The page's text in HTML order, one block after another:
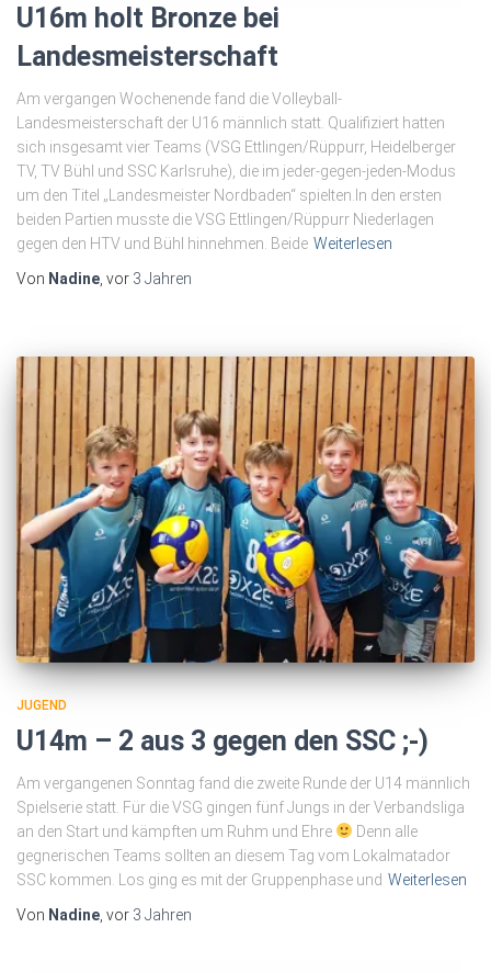
U16m holt Bronze bei
Landesmeisterschaft
Am vergangen Wochenende fand die Volleyball-
Landesmeisterschaft der U16 männlich statt. Qualifiziert hatten
sich insgesamt vier Teams (VSG Ettlingen/Rüppurr, Heidelberger
TV, TV Bühl und SSC Karlsruhe), die im jeder-gegen-jeden-Modus
um den Titel „Landesmeister Nordbaden“ spielten.In den ersten
beiden Partien musste die VSG Ettlingen/Rüppurr Niederlagen
gegen den HTV und Bühl hinnehmen. Beide Weiterlesen
Von Nadine , vor 3 Jahren
JUGEND
U14m – 2 aus 3 gegen den SSC ;-)
Am vergangenen Sonntag fand die zweite Runde der U14 männlich
Spielserie statt. Für die VSG gingen fünf Jungs in der Verbandsliga
an den Start und kämpften um Ruhm und Ehre
Denn alle
gegnerischen Teams sollten an diesem Tag vom Lokalmatador
SSC kommen. Los ging es mit der Gruppenphase und Weiterlesen
Von Nadine , vor 3 Jahren